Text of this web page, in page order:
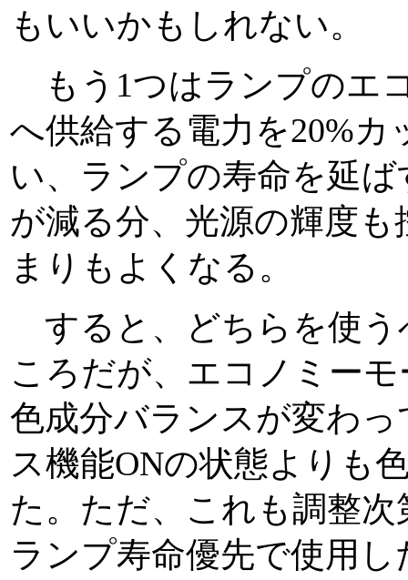
もいいかもしれない。
もう1つはランプのエ
へ供給する電力を20%
い、ランプの寿命を延
が減る分、光源の輝度
まりもよくなる。
すると、どちらを使う
ころだが、エコノミー
色成分バランスが変わ
ス機能ONの状態よりも
た。ただ、これも調整
ランプ寿命優先で使用